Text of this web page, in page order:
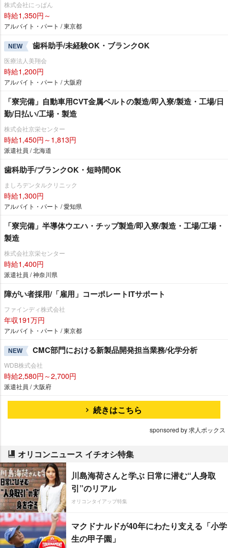
株式会社にっぱん
時給1,350円～
アルバイト・パート / 東京都
NEW 歯科助手/未経験OK・ブランクOK
医療法人美翔会
時給1,200円
アルバイト・パート / 大阪府
「寮完備」自動車用CVT金属ベルトの製造/即入寮/製造・工場/日
勤/日払い/工場・製造
株式会社京栄センター
時給1,450円～1,813円
派遣社員 / 北海道
歯科助手/ブランクOK・短時間OK
ましろデンタルクリニック
時給1,300円
アルバイト・パート / 愛知県
「寮完備」半導体ウエハ・チップ製造/即入寮/製造・工場/工場・
製造
株式会社京栄センター
時給1,400円
派遣社員 / 神奈川県
障がい者採用/「雇用」コーポレートITサポート
ファインディ株式会社
年収191万円
アルバイト・パート / 東京都
NEW CMC部門における新製品開発担当業務/化学分析
WDB株式会社
時給2,580円～2,700円
派遣社員 / 大阪府
続きはこちら
sponsored by 求人ボックス
オリコンニュース イチオシ特集
川島海荷さんと学ぶ 日常に潜む“人身取
引”のリアル
オリコンタイアップ特集
マクドナルドが40年にわたり支える「小学
生の甲子園」